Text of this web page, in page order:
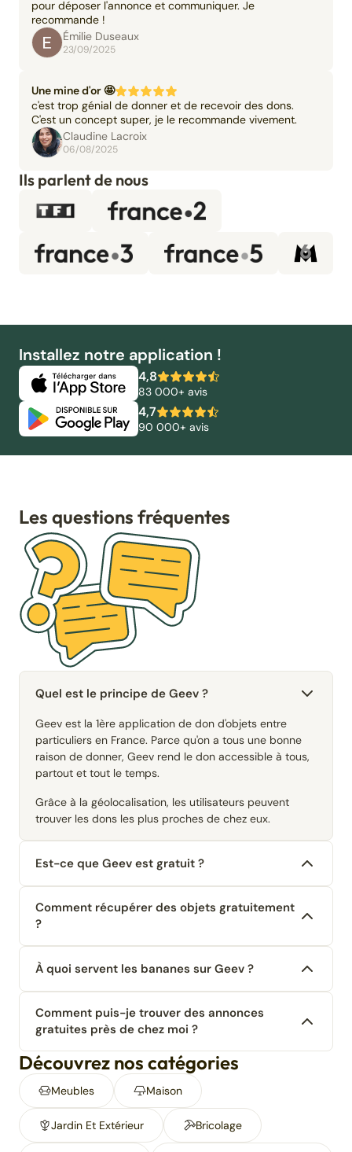
pour déposer l'annonce et communiquer. Je
recommande !
Émilie Duseaux
23/09/2025
Une mine d'or 🤩
c'est trop génial de donner et de recevoir des dons.
C'est un concept super, je le recommande vivement.
Claudine Lacroix
06/08/2025
Ils parlent de nous
Installez notre application !
4,8
83 000+ avis
4,7
90 000+ avis
Les questions fréquentes
Quel est le principe de Geev ?
Geev est la 1ère application de don d'objets entre
particuliers en France. Parce qu'on a tous une bonne
raison de donner, Geev rend le don accessible à tous,
partout et tout le temps.
Grâce à la géolocalisation, les utilisateurs peuvent
trouver les dons les plus proches de chez eux.
Est-ce que Geev est gratuit ?
Comment récupérer des objets gratuitement
?
À quoi servent les bananes sur Geev ?
Comment puis-je trouver des annonces
gratuites près de chez moi ?
Découvrez nos catégories
Meubles Maison
Jardin Et Extérieur Bricolage